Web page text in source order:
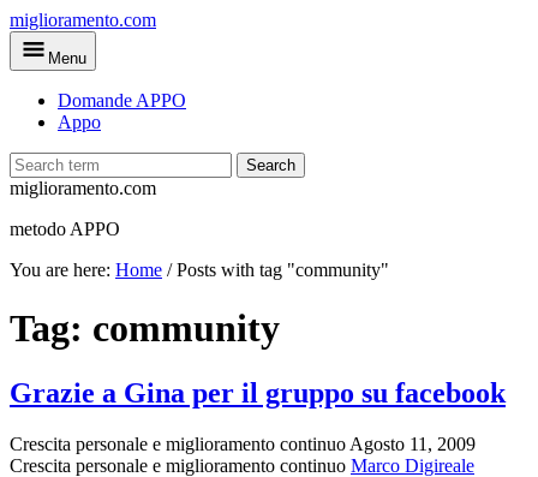
Skip
to
main
miglioramento.com
Menu
Domande APPO
Appo
Search
miglioramento.com
metodo APPO
You are here: Home /Posts with tag "community"
Tag: community
Grazie a Gina per il gruppo su facebook
Crescita personale e miglioramento continuo Agosto 11, 2009
Crescita personale e miglioramento continuo Marco Digireale